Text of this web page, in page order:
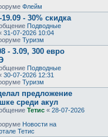
Флейм
- 30% скидка
Подводные
31-07-2026 10:04
Туризм
- 3.09, 300 евро
Подводные
30-07-2026 12:31
Туризм
предложение
среди акул
Тетис « 28-07-2026
Новости на
Тетис